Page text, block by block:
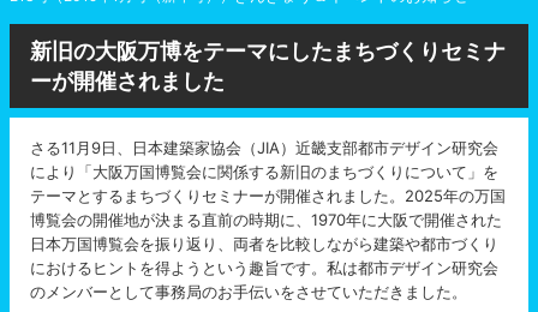
新旧の大阪万博をテーマにしたまちづくりセミナ
ーが開催されました
さる11月9日、日本建築家協会（JIA）近畿支部都市デザイン研究会
により「大阪万国博覧会に関係する新旧のまちづくりについて」を
テーマとするまちづくりセミナーが開催されました。2025年の万国
博覧会の開催地が決まる直前の時期に、1970年に大阪で開催された
日本万国博覧会を振り返り、両者を比較しながら建築や都市づくり
におけるヒントを得ようという趣旨です。私は都市デザイン研究会
のメンバーとして事務局のお手伝いをさせていただきました。